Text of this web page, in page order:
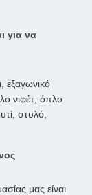
για να
εξαγωνικό
νιφέτ, όπλο
στυλό,
μας είναι